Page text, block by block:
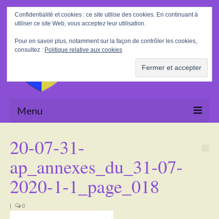
Rechercher
:
Menu
La Mairie
Le village
20-07-31-
ap_annexes_du_31-07-
2020-1-1_page_018
| 0
Confidentialité et cookies : ce site utilise des cookies. En continuant à
utiliser ce site Web, vous acceptez leur utilisation.
Pour en savoir plus, notamment sur la façon de contrôler les cookies,
consultez : Politique relative aux cookies